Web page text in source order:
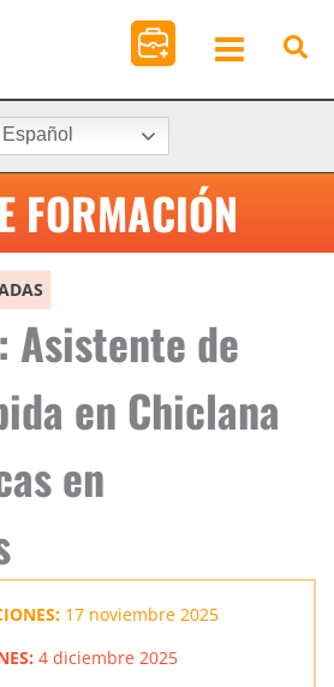
FORMACIÓN
Asistente de
en Chiclana
en
17 noviembre 2025
4 diciembre 2025